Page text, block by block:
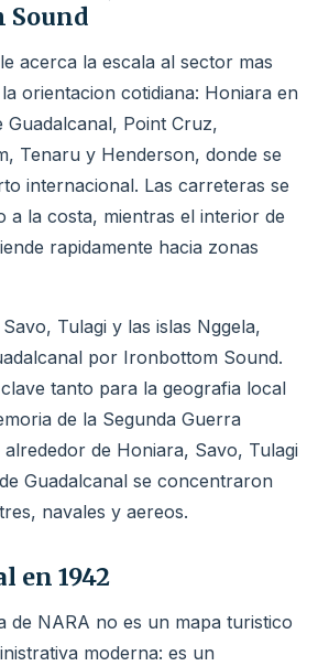
acerca la escala al sector mas
orientacion cotidiana: Honiara en
Guadalcanal, Point Cruz,
Tenaru y Henderson, donde se
internacional. Las carreteras se
a la costa, mientras el interior de
rapidamente hacia zonas
Tulagi y las islas Nggela,
por Ironbottom Sound.
tanto para la geografia local
de la Segunda Guerra
de Honiara, Savo, Tulagi
Guadalcanal se concentraron
navales y aereos.
en 1942
de NARA no es un mapa turistico
moderna: es un